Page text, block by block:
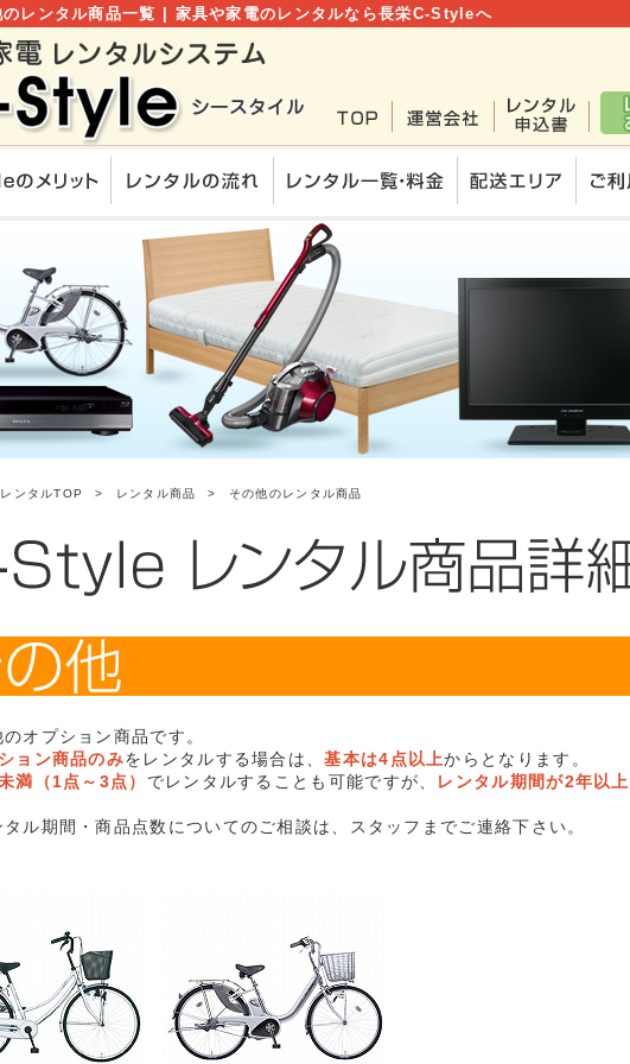
のレンタル商品一覧 | 家具や家電のレンタルなら長栄C-Styleへ
ンタルTOP レンタル商品 その他のレンタル商品
オプション商品です。
ョン商品のみをレンタルする場合は、基本は4点以上からとなります。
満（1点～3点） でレンタルすることも可能ですが、 レンタル期間が2年以上
ル期間・商品点数についてのご相談は、スタッフまでご連絡下さい。